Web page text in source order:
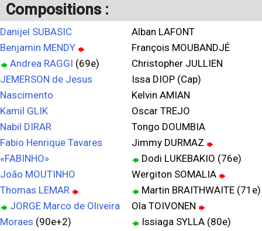
Compositions :
Danijel SUBASIC
Benjamin MENDY
Andrea RAGGI (69e)
JEMERSON de Jesus
Nascimento
Kamil GLIK
Nabil DIRAR
Fabio Henrique Tavares
«FABINHO»
João MOUTINHO
Thomas LEMAR
JORGE Marco de Oliveira
Moraes (90e+2)
Alban LAFONT
François MOUBANDJÉ
Christopher JULLIEN
Issa DIOP (Cap)
Kelvin AMIAN
Oscar TREJO
Tongo DOUMBIA
Jimmy DURMAZ
Dodi LUKEBAKIO (76e)
Wergiton SOMALIA
Martin BRAITHWAITE (71e)
Ola TOIVONEN
Issiaga SYLLA (80e)